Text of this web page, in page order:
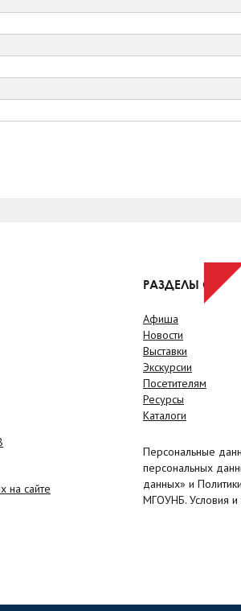
на сайте
РАЗДЕЛЫ САЙТА
Афиша
Новости
Выставки
Экскурсии
Посетителям
Ресурсы
Каталоги
Персональные
персональных
данных» и
МГОУНБ. Условия и